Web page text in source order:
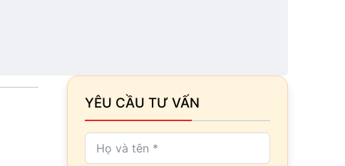
YÊU CẦU TƯ VẤN